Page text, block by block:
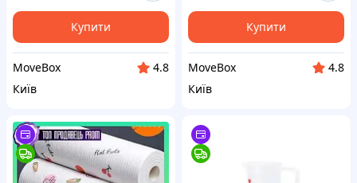
Купити
MoveBox
4.8
Київ
Купити
MoveBox
4.8
Київ